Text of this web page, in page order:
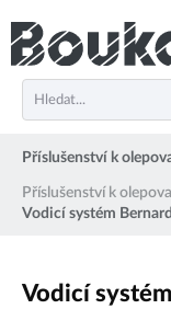
Příslušenství k
Příslušenství k
Vodicí systém
Vodicí